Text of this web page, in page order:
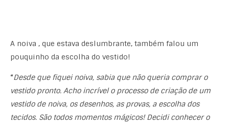
A noiva , que estava deslumbrante, também falou um
pouquinho da escolha do vestido!
“Desde que fiquei noiva, sabia que não queria comprar o
vestido pronto. Acho incrível o processo de criação de um
vestido de noiva, os desenhos, as provas, a escolha dos
tecidos. São todos momentos mágicos! Decidi conhecer o